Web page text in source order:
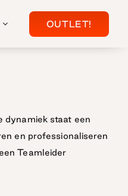
OUTLET!
dynamiek staat een
en professionaliseren
Teamleider